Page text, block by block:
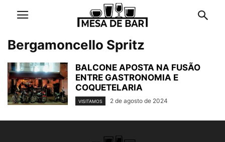
Bergamoncello Spritz
BALCONE APOSTA NA FUSÃO
ENTRE GASTRONOMIA E
COQUETELARIA
VISITAMOS 2 de agosto de 2024